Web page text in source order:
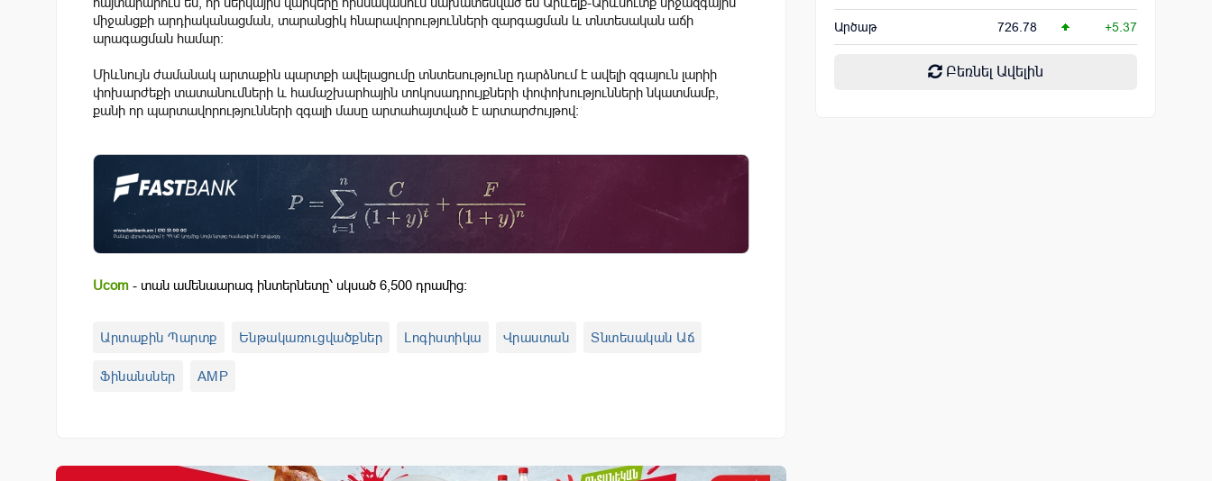
միջանցքի արդիականացման, տարանցիկ հնարավորությունների զարգացման և տնտեսական աճի
արագացման համար։
Միևնույն ժամանակ արտաքին պարտքի ավելացումը տնտեսությունը դարձնում է ավելի զգայուն լարիի
փոխարժեքի տատանումների և համաշխարհային տոկոսադրույքների փոփոխությունների նկատմամբ,
քանի որ պարտավորությունների զգալի մասը արտահայտված է արտարժույթով։
Ucom - տան ամենաարագ ինտերնետը՝ սկսած 6,500 դրամից:
Արտաքին Պարտք Ենթակառուցվածքներ Լոգիստիկա Վրաստան Տնտեսական Աճ
Ֆինանսներ AMP
Արծաթ 726.78 +5.37
Բեռնել Ավելին